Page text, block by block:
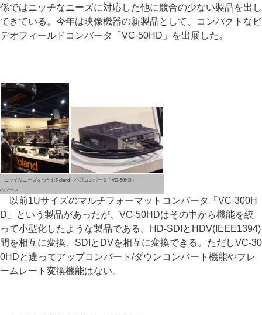
係ではニッチなニーズに対応した他に競合の少ない製品を出し
てきている。今年は映像機器の新製品として、コンパクトなビ
デオフィールドコンバータ「VC-50HD」を出展した。
ニッチなニーズをつかむRoland
のブース
小型コンバータ「VC-50HD」
以前1Uサイズのマルチフォーマットコンバータ「VC-300H
D」という製品があったが、VC-50HDはその中から機能を絞
って小型化したような製品である。HD-SDIとHDV(IEEE1394)
間を相互に変換、SDIとDVを相互に変換できる。ただしVC-30
0HDと違ってアップコンバート/ダウンコンバート機能やフレ
ームレート変換機能はない。